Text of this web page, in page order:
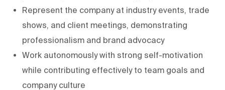
Represent the company at industry events, trade
shows, and client meetings, demonstrating
professionalism and brand advocacy
Work autonomously with strong self-motivation
while contributing effectively to team goals and
company culture